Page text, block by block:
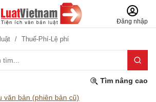
Đăng nhập
Thuế-Phí-Lệ phí
Tìm nâng cao
văn bản (phiên bản cũ)